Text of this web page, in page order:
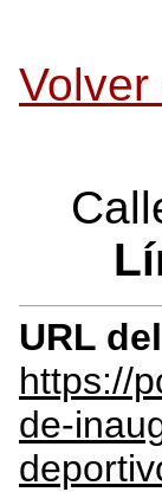
URL
https://
de-